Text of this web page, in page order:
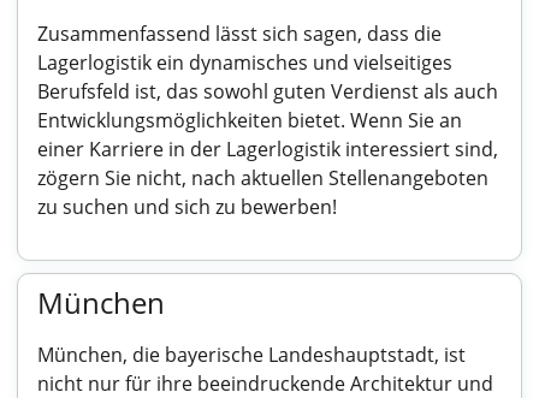
Zusammenfassend lässt sich sagen, dass die
Lagerlogistik ein dynamisches und vielseitiges
Berufsfeld ist, das sowohl guten Verdienst als auch
Entwicklungsmöglichkeiten bietet. Wenn Sie an
einer Karriere in der Lagerlogistik interessiert sind,
zögern Sie nicht, nach aktuellen Stellenangeboten
zu suchen und sich zu bewerben!
München
München, die bayerische Landeshauptstadt, ist
nicht nur für ihre beeindruckende Architektur und